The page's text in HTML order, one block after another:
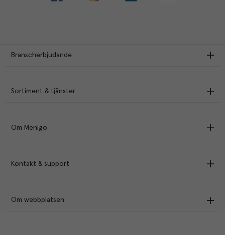
Branscherbjudande
Sortiment & tjänster
Om Menigo
Kontakt & support
Om webbplatsen